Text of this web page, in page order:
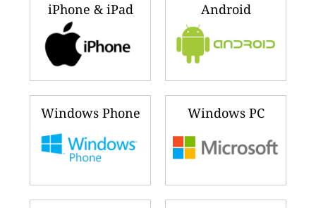
iPhone & iPad Android
Windows Phone Windows PC